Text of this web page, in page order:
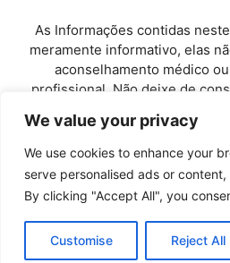
We value your privacy
We use cookies to enhance your
serve personalised ads or
By clicking "Accept All", you
Customise Reject All
As Informações contidas
meramente informativo, elas
aconselhamento médico
profissional. Não deixe de
Copyright© 2010 / 2026 ·
direitos
Políticas de Privacidade